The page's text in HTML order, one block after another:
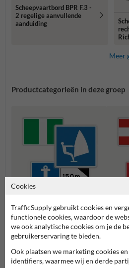
Scheepvaartbord BPR F.3 -
2 regelige aanvullende
aanduiding
Meer
Productcategorieën in deze groep
E serie - Aanwijzingstekens A
Cookies
TrafficSupply gebruikt cookies en
functionele cookies, waardoor de
we ook analytische cookies om je de
gebruikerservaring te bieden.
Ook plaatsen we marketing cookies
identifiers, waarmee wij en derde